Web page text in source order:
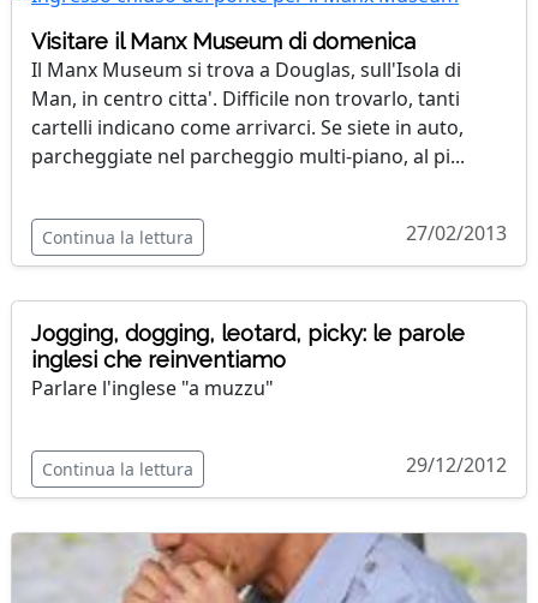
Visitare il Manx Museum di domenica
Il Manx Museum si trova a Douglas, sull'Isola di
Man, in centro citta'. Difficile non trovarlo, tanti
cartelli indicano come arrivarci. Se siete in auto,
parcheggiate nel parcheggio multi-piano, al pi...
Continua la lettura 27/02/2013
Jogging, dogging, leotard, picky: le parole
inglesi che reinventiamo
Parlare l'inglese "a muzzu"
Continua la lettura 29/12/2012